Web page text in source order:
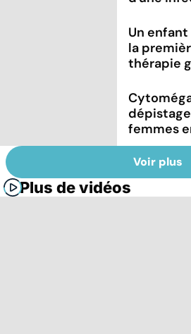
Un
la
thérapie
femmes
Voir plus
Plus de vidéos